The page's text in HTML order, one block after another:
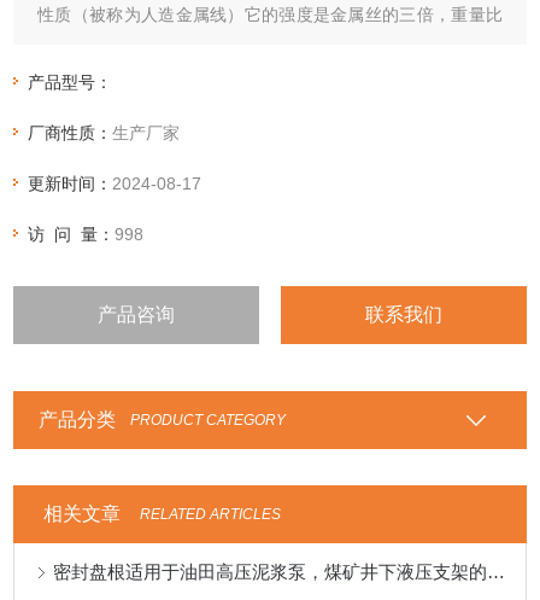
性质（被称为人造金属线）它的强度是金属丝的三倍，重量比
产品型号：
厂商性质：生产厂家
更新时间： 2024-08-17
访 问 量：998
产品咨询 联系我们
产品分类 PRODUCT CATEGORY
相关文章 RELATED ARTICLES
密封盘根适用于油田高压泥浆泵，煤矿井下液压支架的盘根